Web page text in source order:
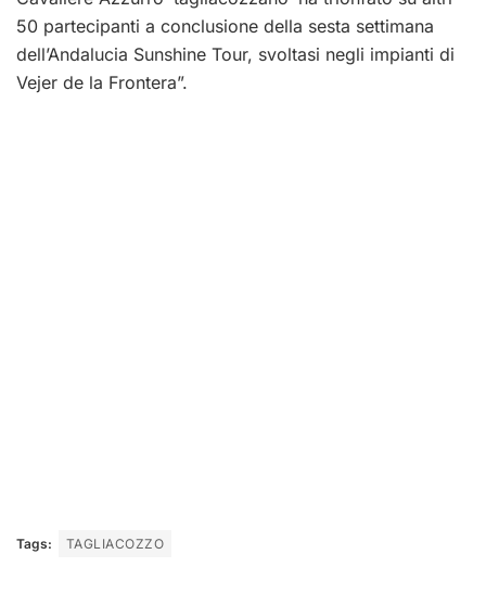
50 partecipanti a conclusione della sesta settimana
dell’Andalucia Sunshine Tour, svoltasi negli impianti di
Vejer de la Frontera”.
Tags: TAGLIACOZZO